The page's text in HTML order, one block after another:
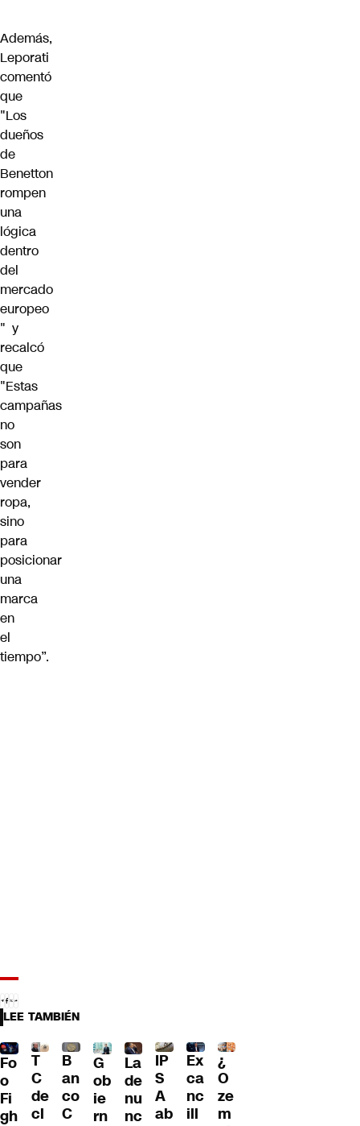
Además,
Leporati
comentó
que
"Los
dueños
de
Benetton
rompen
una
lógica
dentro
del
mercado
europeo
" y
recalcó
que
"Estas
campañas
no
son
para
vender
ropa,
sino
para
posicionar
una
marca
en
el
tiempo”.
LEE TAMBIÉN
Fo
o
Fi
gh
T
C
de
cl
B
an
co
C
G
ob
ie
rn
La
de
nu
nc
IP
S
A
ab
Ex
ca
nc
ill
¿
O
ze
m